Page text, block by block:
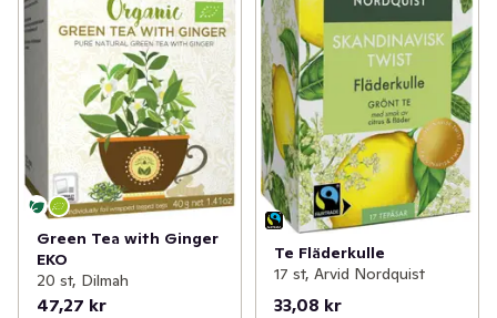
Green Tea with Ginger
EKO
20 st, Dilmah
47,27 kr
Te Fläderkulle
17 st, Arvid Nordquist
33,08 kr